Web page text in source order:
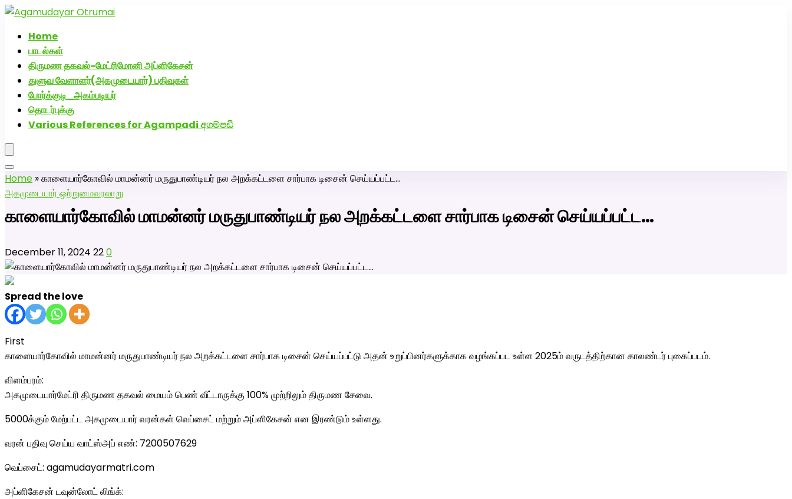
Home
பாடல்கள்
திருமண தகவல்-மேட்ரிமோனி அப்ளிகேசன்
துளுவ வேளாளர்(அகமுடையார்) பதிவுகள்
போர்க்குடி_அகம்படியர்
தொடர்புக்கு
Various References for Agampadi අගම්පඩි
Home »காளையார்கோவில் மாமன்னர் மருதுபாண்டியர் நல அறக்கட்டளை சார்பாக டிசைன் செய்யப்பட்ட…
அகமுடையார் ஒற்றுமைவரலாறு
காளையார்கோவில் மாமன்னர் மருதுபாண்டியர் நல அறக்கட்டளை சார்பாக டிசைன் செய்யப்பட்ட…
December 11, 2024 220
Spread the love
First
காளையார்கோவில் மாமன்னர் மருதுபாண்டியர் நல அறக்கட்டளை சார்பாக டிசைன் செய்யப்பட்டு அதன் உறுப்பினர்களுக்காக வழங்கப்பட உள்ள 2025ம் வருடத்திற்கான காலண்டர் புகைப்படம்.
விளம்பரம்:
அகமுடையார்மேட்ரி திருமண தகவல் மையம் பெண் வீட்டாருக்கு 100% முற்றிலும் திருமண சேவை.
5000க்கும் மேற்பட்ட அகமுடையார் வரன்கள் வெப்சைட் மற்றும் அப்ளிகேசன் என இரண்டும் உள்ளது.
வரன் பதிவு செய்ய வாட்ஸ்அப் எண்: 7200507629
வெப்சைட்: agamudayarmatri.com
அப்ளிகேசன் டவுன்லோட் லிங்க்:
அகமுடையார் திருமண வரன்களுக்கு அகமுடையார்மேட்ரி-பெண் வீட்டாருக்கு 100% இலவச திருமண சேவை! வாட்ஸப் எண்: